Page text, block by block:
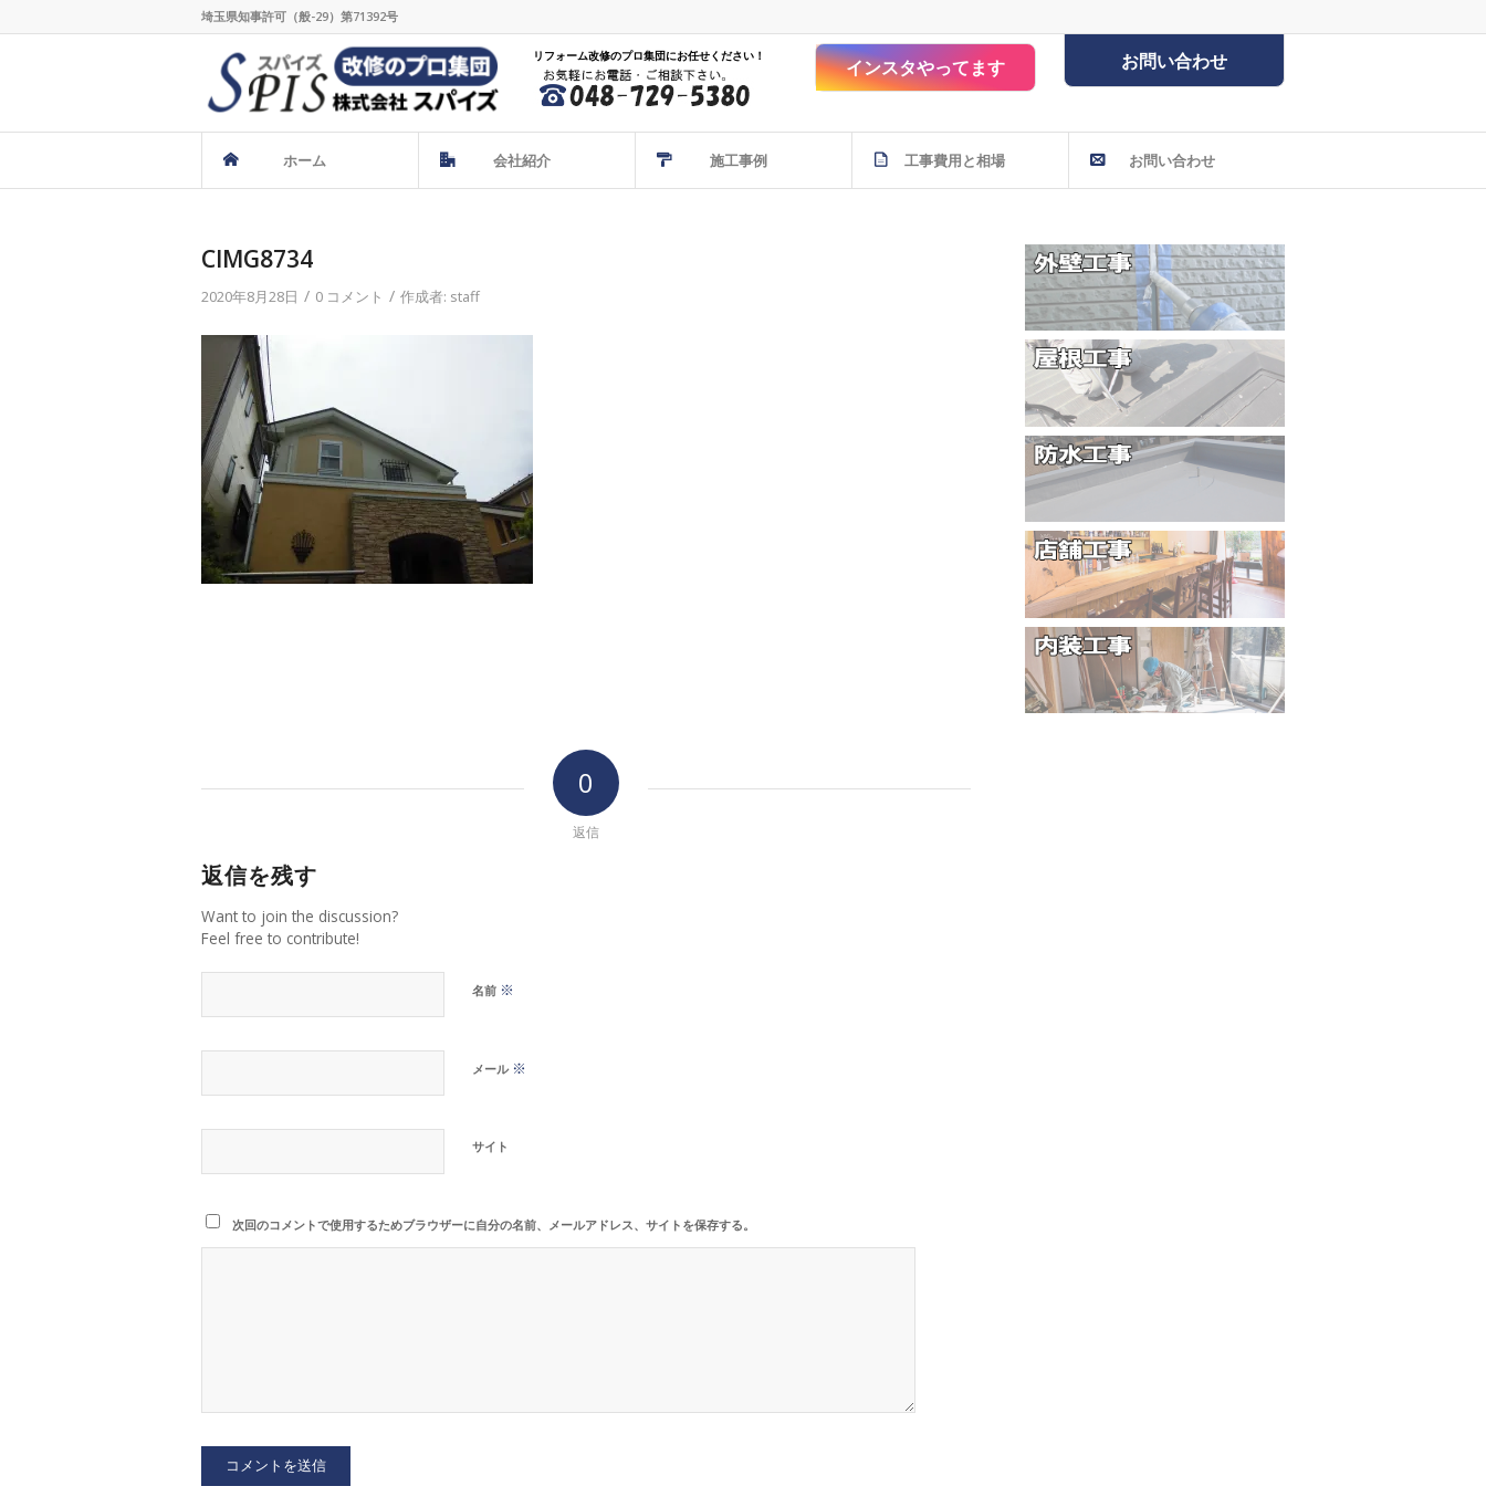
埼玉県知事許可（般-29）第71392号
リフォーム改修のプロ集団にお任せください！ お問い合わせ
インスタやってます
ホーム 会社紹介 施工事例 工事費用と相場 お問い合わせ
CIMG8734
2020年8月28日 / 0 コメント / 作成者: staff
0
返信
返信を残す
Want to join the discussion?
Feel free to contribute!
名前 ※
メール ※
サイト
次回のコメントで使用するためブラウザーに自分の名前、メールアドレス、サイトを保存する。